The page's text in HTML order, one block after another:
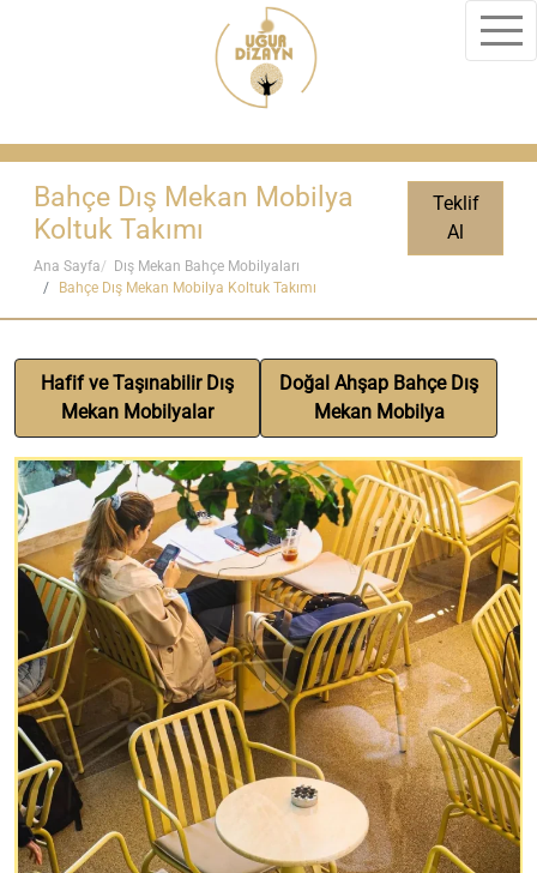
Bahçe Dış Mekan Mobilya
Koltuk Takımı
Teklif
Al
Ana Sayfa
Dış Mekan Bahçe Mobilyaları
Bahçe Dış Mekan Mobilya Koltuk Takımı
Hafif ve Taşınabilir Dış
Mekan Mobilyalar
Doğal Ahşap Bahçe Dış
Mekan Mobilya